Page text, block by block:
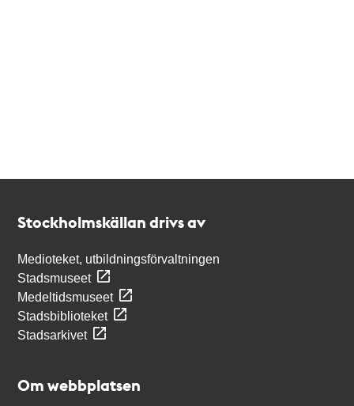
Stockholmskällan drivs av
Medioteket, utbildningsförvaltningen
Stadsmuseet
Medeltidsmuseet
Stadsbiblioteket
Stadsarkivet
Om webbplatsen